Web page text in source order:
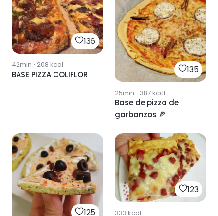
136
42min · 208 kcal
BASE PIZZA COLIFLOR 135
25min · 387kcal
Base de pizza de
garbanzos 🍕
125
123
333 kcal